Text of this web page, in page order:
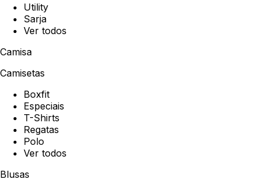
Utility
Sarja
Ver todos
Camisa
Camisetas
Boxfit
Especiais
T-Shirts
Regatas
Polo
Ver todos
Blusas